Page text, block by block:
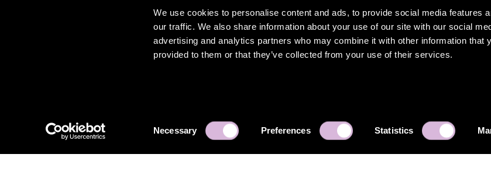
We use cookies to personalise content and ads, to provide social media features
our traffic. We also share information about your use of our site with our social
advertising and analytics partners who may combine it with other information that
provided to them or that they’ve collected from your use of their services.
Necessary Preferences Statistics
Made with
in Sweden
Sell-o AB 2026